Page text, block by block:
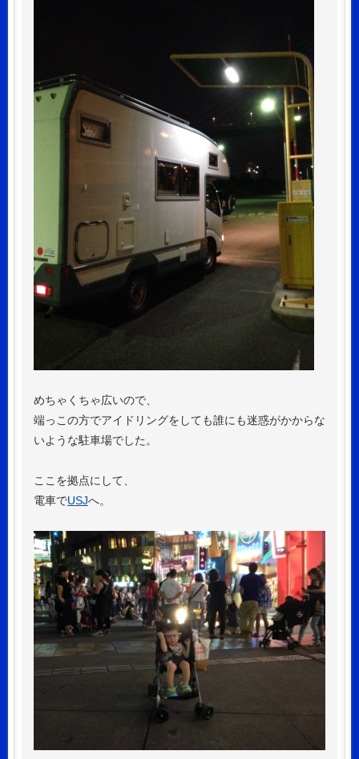
めちゃくちゃ広いので、
端っこの方でアイドリングをしても誰にも迷惑がかからな
いような駐車場でした。
ここを拠点にして、
電車でUSJへ。